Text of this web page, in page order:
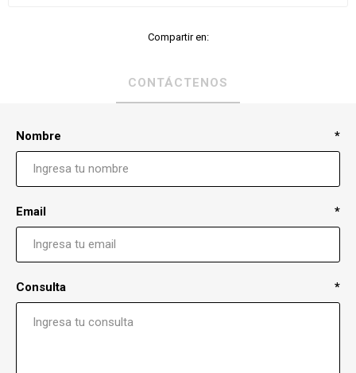
Compartir en:
CONTÁCTENOS
Nombre *
Email *
Consulta *